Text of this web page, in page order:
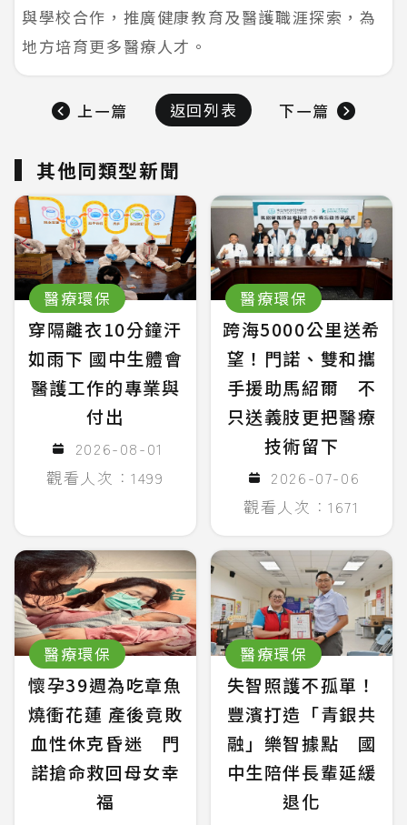
與學校合作，推廣健康教育及醫護職涯探索，為
地方培育更多醫療人才。
上一篇 返回列表 下一篇
其他同類型新聞
醫療環保
穿隔離衣10分鐘汗
如雨下 國中生體會
醫護工作的專業與
付出
2026-08-01
觀看人次：1499
醫療環保
跨海5000公里送希
望！門諾、雙和攜
手援助馬紹爾 不
只送義肢更把醫療
技術留下
2026-07-06
觀看人次：1671
醫療環保
懷孕39週為吃章魚
燒衝花蓮 產後竟敗
血性休克昏迷 門
諾搶命救回母女幸
福
醫療環保
失智照護不孤單！
豐濱打造「青銀共
融」樂智據點 國
中生陪伴長輩延緩
退化